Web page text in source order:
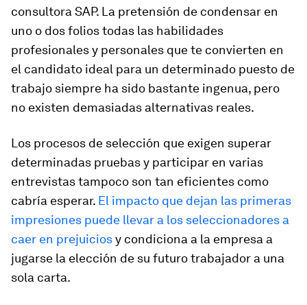
consultora SAP. La pretensión de condensar en
uno o dos folios todas las habilidades
profesionales y personales que te convierten en
el candidato ideal para un determinado puesto de
trabajo siempre ha sido bastante ingenua, pero
no existen demasiadas alternativas reales.
Los procesos de selección que exigen superar
determinadas pruebas y participar en varias
entrevistas tampoco son tan eficientes como
cabría esperar. El impacto que dejan las primeras
impresiones puede llevar a los seleccionadores a
caer en prejuiciosy condiciona a la empresa a
jugarse la elección de su futuro trabajador a una
sola carta.